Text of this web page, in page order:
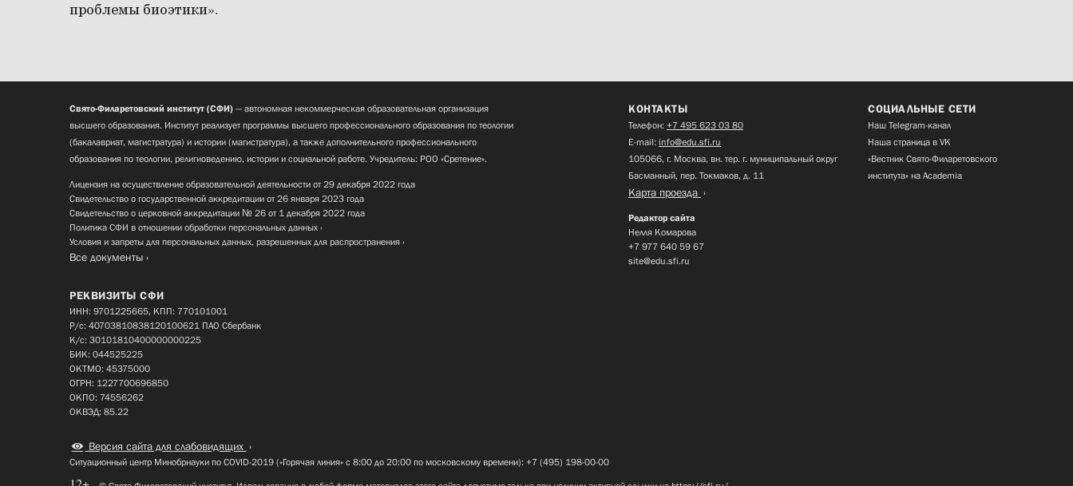
проблемы биоэтики».
Свято-Филаретовский институт (СФИ) — автономная некоммерческая образовательная организация
высшего образования. Институт реализует программы высшего профессионального образования по теологии
(бакалавриат, магистратура) и истории (магистратура), а также дополнительного профессионального
образования по теологии, религиоведению, истории и социальной работе. Учредитель: РОО «Сретение».
Лицензия на осуществление образовательной деятельности от 29 декабря 2022 года
Свидетельство о государственной аккредитации от 26 января 2023 года
Свидетельство о церковной аккредитации № 26 от 1 декабря 2022 года
Политика СФИ в отношении обработки персональных данных
Условия и запреты для персональных данных, разрешенных для распространения
Все документы
КОНТАКТЫ
Телефон: +7 495 623 03 80
E-mail: info@edu.sfi.ru
105066, г. Москва, вн. тер. г. муниципальный округ
Басманный, пер. Токмаков, д. 11
Карта проезда
Редактор сайта
Нелля Комарова
+7 977 640 59 67
site@edu.sfi.ru
СОЦИАЛЬНЫЕ СЕТИ
Наш Telegram-канал
Наша страница в VK
«Вестник Свято-Филаретовского
института» на Academia
РЕКВИЗИТЫ СФИ
ИНН: 9701225665, КПП: 770101001
Р/с: 40703810838120100621 ПАО Сбербанк
К/с: 30101810400000000225
БИК: 044525225
ОКТМО: 45375000
ОГРН: 1227700696850
ОКПО: 74556262
ОКВЭД: 85.22
Версия сайта для слабовидящих
Ситуационный центр Минобрнауки по COVID-2019 («Горячая линия» с 8:00 до 20:00 по московскому времени): +7 (495) 198-00-00